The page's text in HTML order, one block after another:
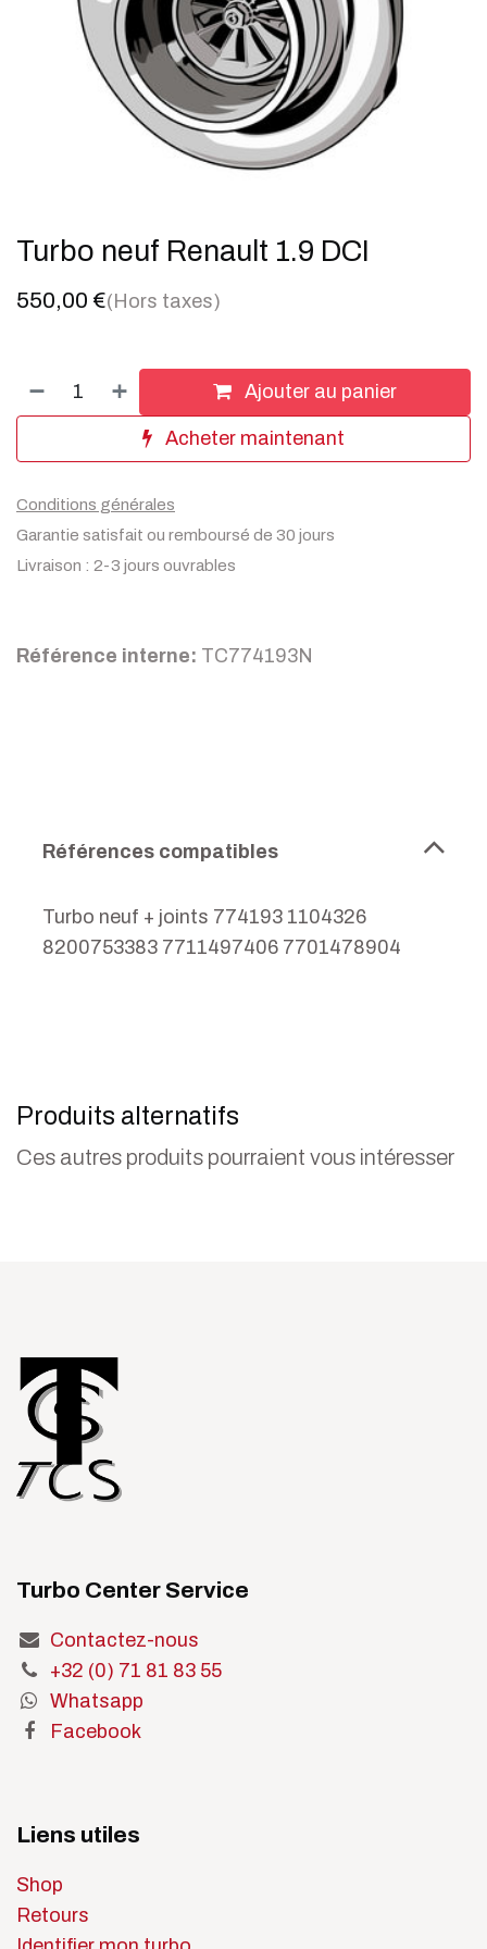
Turbo neuf Renault 1.9 DCI
550,00 €(Hors taxes)
Ajouter au panier
Acheter maintenant
Conditions générales
Garantie satisfait ou remboursé de 30 jours
Livraison : 2-3 jours ouvrables
Référence interne: TC774193N
Références compatibles
Turbo neuf + joints 774193 1104326
8200753383 7711497406 7701478904
Produits alternatifs
Ces autres produits pourraient vous intéresser
Turbo Center Service
Contactez-nous
+32 (0) 71 81 83 55
Whatsapp
Facebook
Liens utiles
Shop
Retours